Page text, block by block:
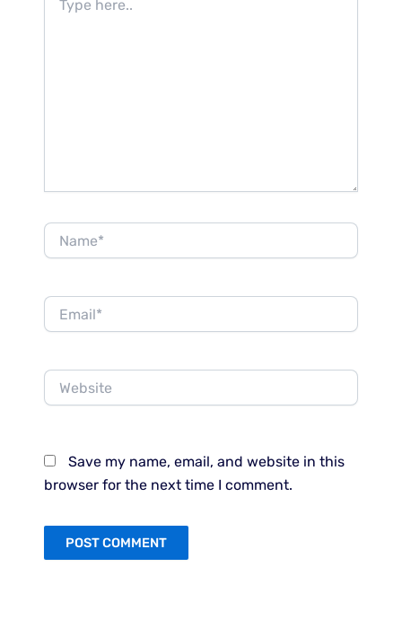
here..
Name*
Email*
Website
Save my name, email, and website in this
browser for the next time I comment.